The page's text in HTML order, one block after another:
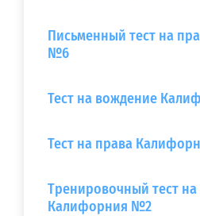
Письменный тест на
№6
Тест на вождение
Тест на права
Тренировочный тест
Калифорния №2